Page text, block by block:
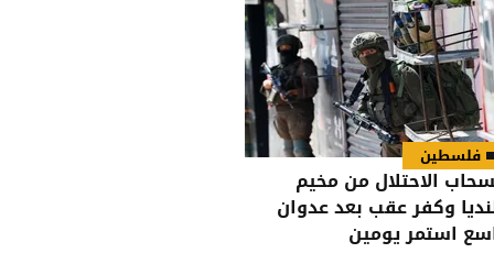
فلسطين
الاحتلال من مخيم
وكفر عقب بعد عدوان
استمر يومين